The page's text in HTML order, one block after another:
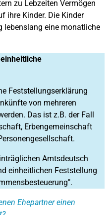
zu Lebzeiten Vermögen
ihre Kinder. Die Kinder
lebenslang eine monatliche
Feststellungserklärung
von mehreren
Das ist z.B. der Fall
Erbengemeinschaft
Amtsdeutsch
einheitlichen Feststellung
Ehepartner einen